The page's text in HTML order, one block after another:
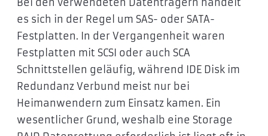
Bei den verwendeten Datenträgern handelt
es sich in der Regel um SAS- oder SATA-
Festplatten. In der Vergangenheit waren
Festplatten mit SCSI oder auch SCA
Schnittstellen geläufig, während IDE Disk im
Redundanz Verbund meist nur bei
Heimanwendern zum Einsatz kamen. Ein
wesentlicher Grund, weshalb eine Storage